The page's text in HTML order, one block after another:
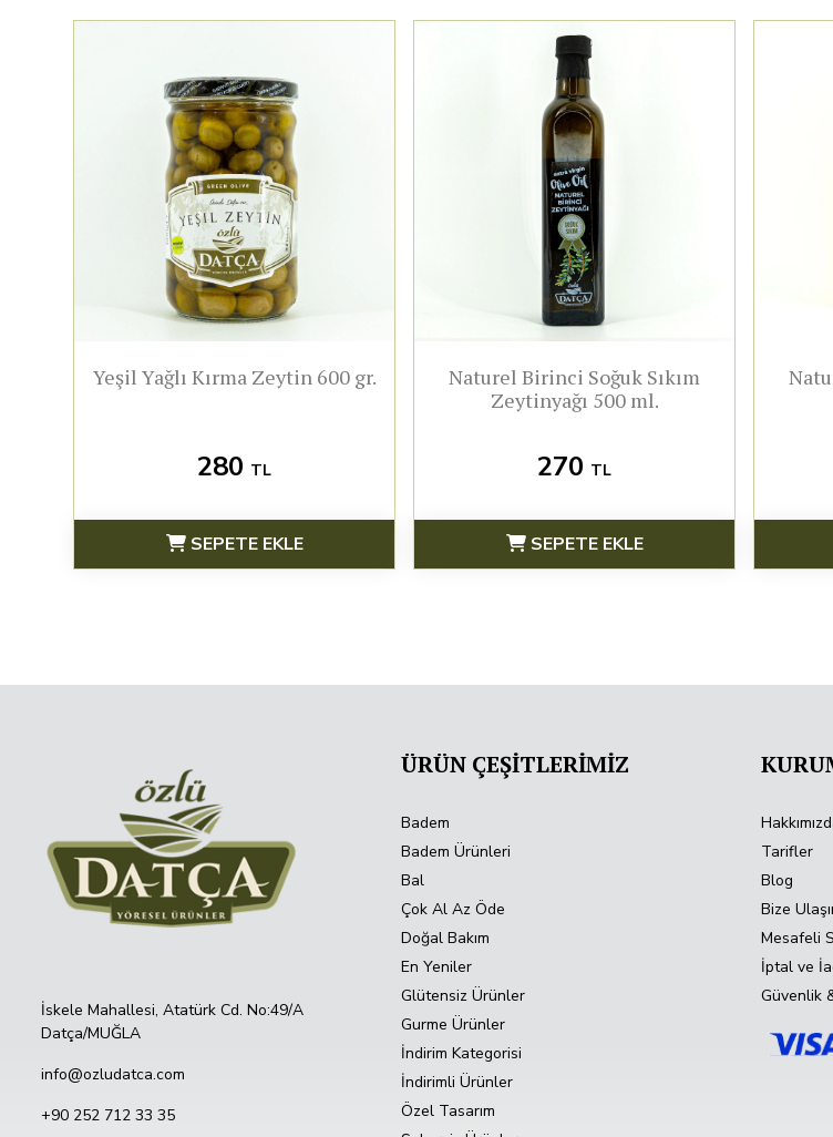
Yeşil Yağlı Kırma Zeytin 600 gr.
280 TL
SEPETE EKLE
Naturel Birinci Soğuk Sıkım
Zeytinyağı 500 ml.
270 TL
SEPETE EKLE
İskele Mahallesi, Atatürk Cd. No:49/A
Datça/MUĞLA
info@ozludatca.com
+90 252 712 33 35
ÜRÜN ÇEŞİTLERİMİZ
Badem
Badem Ürünleri
Bal
Çok Al Az Öde
Doğal Bakım
En Yeniler
Glütensiz Ürünler
Gurme Ürünler
İndirim Kategorisi
İndirimli Ürünler
Özel Tasarım
Tarifler
Blog
Bize
Mesafeli
İptal ve
Güvenlik